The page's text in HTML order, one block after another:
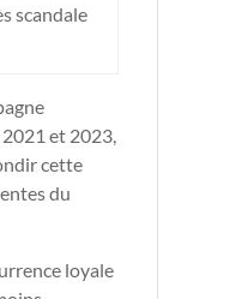
scandale
et 2023,
cette
du
loyale